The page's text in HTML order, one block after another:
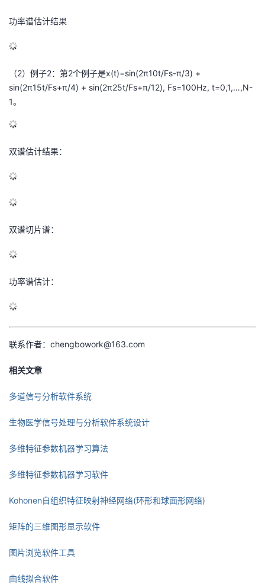
功率谱估计结果
（2）例子2：第2个例子是x(t)=sin(2π10t/Fs-π/3) +
sin(2π15t/Fs+π/4) + sin(2π25t/Fs+π/12), Fs=100Hz, t=0,1,…,N-
1。
双谱估计结果：
双谱切片谱：
功率谱估计：
联系作者：chengbowork@163.com
相关文章
多道信号分析软件系统
生物医学信号处理与分析软件系统设计
多维特征参数机器学习算法
多维特征参数机器学习软件
Kohonen自组织特征映射神经网络(环形和球面形网络)
矩阵的三维图形显示软件
图片浏览软件工具
曲线拟合软件